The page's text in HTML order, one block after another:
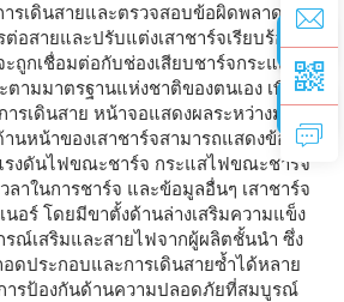
รเดินสายและตรวจสอบข้อผิดพลาดของ
สายและปรับแต่งเสาชาร์จเรียบร้อย
ะถูกเชื่อมต่อกับช่องเสียบชาร์จกระแสสลับ
ามมาตรฐานแห่งชาติของตนเอง เพื่อ
รเดินสาย หน้าจอแสดงผลระหว่างมนุษย์
านหน้าของเสาชาร์จสามารถแสดงข้อมูล
รงดันไฟขณะชาร์จ กระแสไฟขณะชาร์จ
าในการชาร์จ และข้อมูลอื่นๆ เสาชาร์จ
นอร์ โดยมีขาตั้งด้านล่างเสริมความแข็ง
รณ์เสริมและสายไฟจากผู้ผลิตชั้นนำ ซึ่ง
ดประกอบและการเดินสายซ้ำได้หลาย
ารป้องกันด้านความปลอดภัยที่สมบูรณ์